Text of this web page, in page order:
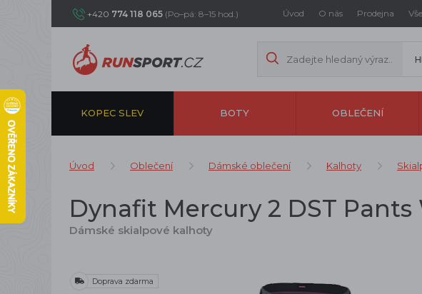
+420 774 118 065 (Po–pá: 8–15 hod.) Úvod O nás Prodejna
KOPEC SLEV BOTY OBLEČENÍ
Úvod Oblečení Dámské oblečení Kalhoty
Dynafit Mercury 2 DST Pants
Dámské skialpové kalhoty
Doprava zdarma